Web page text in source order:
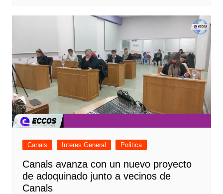
Canals Interes General Politica
Canals avanza con un nuevo proyecto
de adoquinado junto a vecinos de
Canals